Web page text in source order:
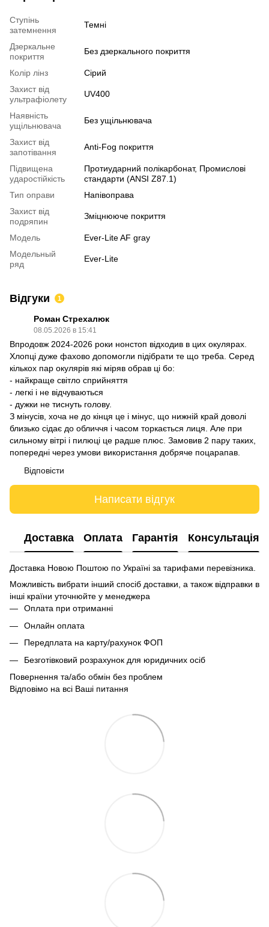
Ступінь
затемнення
Темні
Дзеркальне
покриття
Без дзеркального покриття
Колір лінз
Сірий
Захист від
ультрафіолету
UV400
Наявність
ущільнювача
Без ущільнювача
Захист від
запотівання
Anti-Fog покриття
Підвищена
ударостійкість
Протиударний полікарбонат, Промислові
стандарти (ANSI Z87.1)
Тип оправи
Напівоправа
Захист від
подряпин
Зміцнююче покриття
Модель
Ever-Lite AF gray
Модельный
ряд
Ever-Lite
Відгуки 1
Роман Стрехалюк
08.05.2026 в 15:41
Впродовж 2024-2026 роки нонстоп відходив в цих окулярах.
Хлопці дуже фахово допомогли підібрати те що треба. Серед
кількох пар окулярів які міряв обрав ці бо:
- найкраще світло сприйняття
- легкі і не відчуваються
- дужки не тиснуть голову.
З мінусів, хоча не до кінця це і мінус, що нижній край доволі
близько сідає до обличчя і часом торкається лиця. Але при
сильному вітрі і пилюці це радше плюс. Замовив 2 пару таких,
попередні через умови використання добряче поцарапав.
Відповісти
Написати відгук
Доставка Оплата Гарантія Консультація
Доставка Новою Поштою по Україні за тарифами перевізника.
Можливість вибрати інший спосіб доставки, а також відправки в
інші країни уточнюйте у менеджера
Оплата при отриманні
Онлайн оплата
Передплата на карту/рахунок ФОП
Безготівковий розрахунок для юридичних осіб
Повернення та/або обмін без проблем
Відповімо на всі Ваші питання